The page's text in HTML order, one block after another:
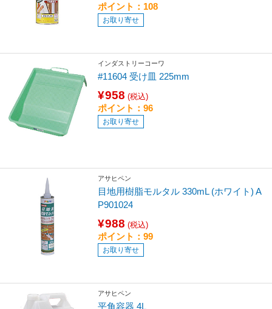
ポイント：108
お取り寄せ
インダストリーコーワ
#11604 受け皿 225mm
¥958 (税込)
ポイント：96
お取り寄せ
アサヒペン
目地用樹脂モルタル 330mL (ホワイト) A
P901024
¥988 (税込)
ポイント：99
お取り寄せ
アサヒペン
平角容器 4L